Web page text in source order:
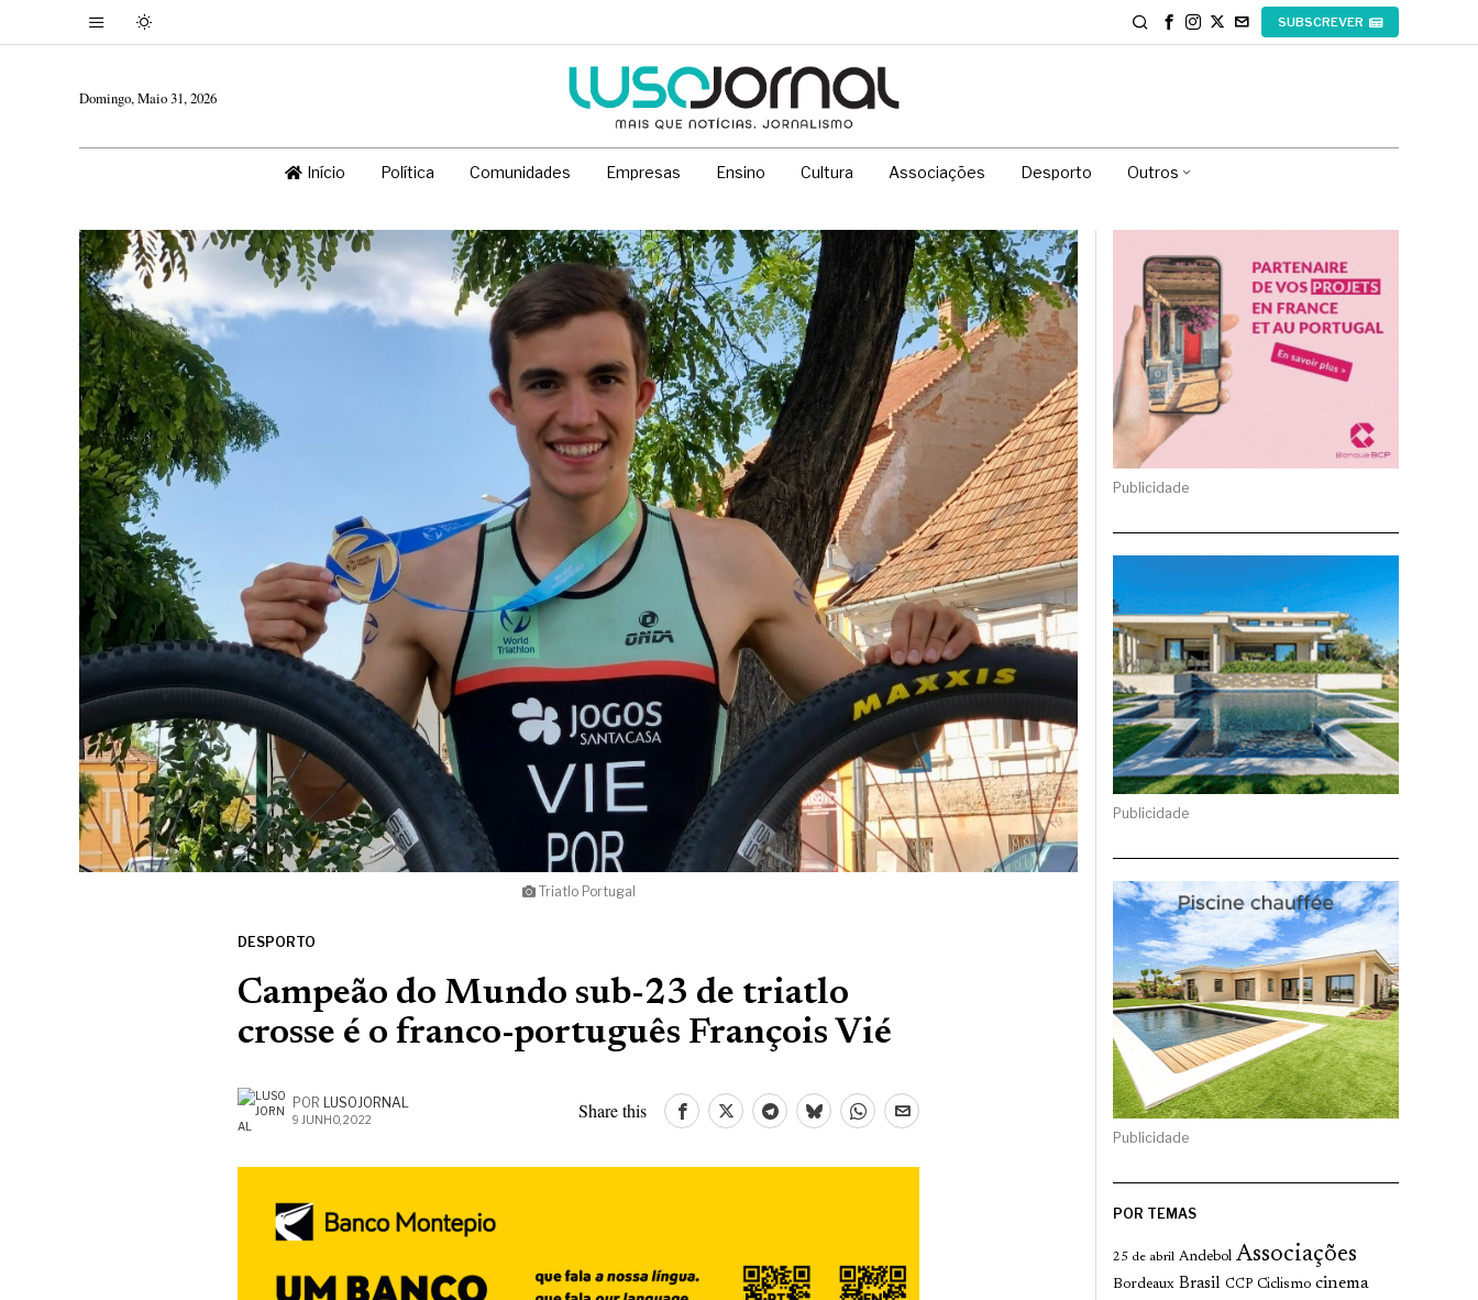
SUBSCREVER
Domingo, Maio 31, 2026
Início Política Comunidades Empresas Ensino Cultura Associações Desporto Outros
Triatlo Portugal
DESPORTO
Campeão do Mundo sub-23 de triatlo
crosse é o franco-português François Vié
POR LUSOJORNAL
9 JUNHO, 2022 Share this
Publicidade
Publicidade
Publicidade
POR TEMAS
25 de abril Andebol Associações
Bordeaux Brasil CCP Ciclismo cinema